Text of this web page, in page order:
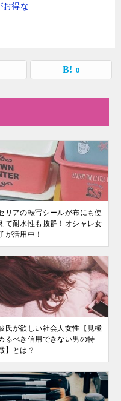
お得な
0
リアの転写シールが布にも使
て耐水性も抜群！オシャレ女
が活用中！
氏が欲しい社会人女性【見極
るべき信用できない男の特
】とは？